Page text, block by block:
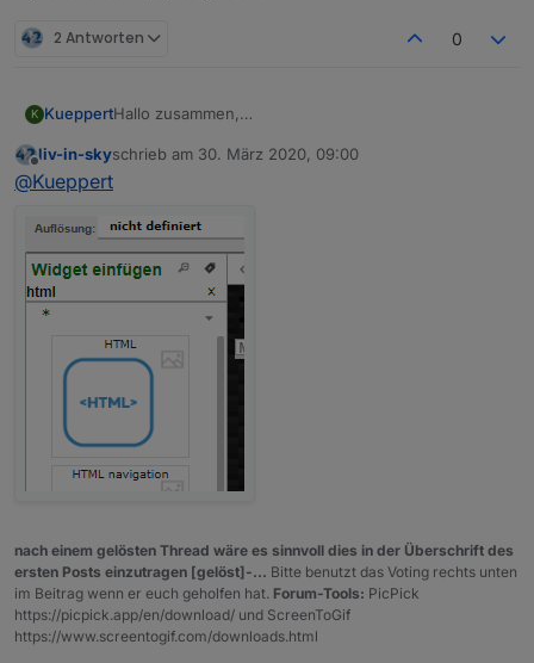
2 Antworten 0
K KueppertHallo zusammen,
(natürlich auch den 1.). Skript läuft bei mir auf
blöde an bei der EInbindung in VIS via Widget. Habe
jetzt diverse verschiedene ausprobiert...Widget
bleibt immer leer O.o
Datenpunkt lautet bei mir
0_userdata.0.Akkuskript.VISTabelle und icht schön
befüllt:
Kann mir wer die genaue Bezeichnung für ein
Danke euch und viele Grüße, Thorsten
Offline
liv-in-skyschrieb am 30. März 2020, 09:00
zuletzt editiert von
@Kueppert
nach einem gelösten Thread wäre es sinnvoll dies in der Überschrift des
ersten Posts einzutragen [gelöst]-... Bitte benutzt das Voting rechts unten
im Beitrag wenn er euch geholfen hat. Forum-Tools: PicPick
https://picpick.app/en/download/ und ScreenToGif
https://www.screentogif.com/downloads.html